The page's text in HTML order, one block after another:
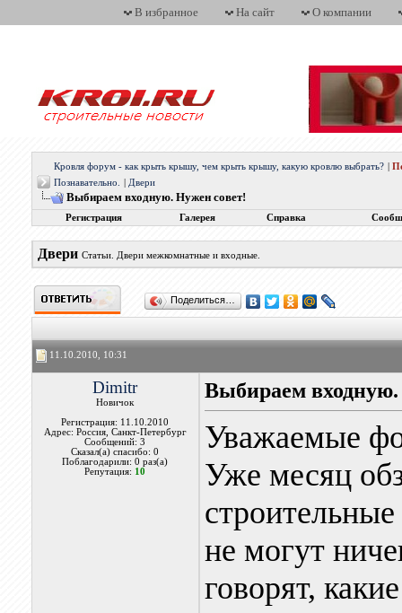
В избранное На сайт О компании
Кровля форум - как крыть крышу, чем крыть крышу, какую кровлю выбрать?
Познавательно.
Двери
Выбираем входную. Нужен совет!
Регистрация Галерея Справка
Двери Статьи. Двери межкомнатные и входные.
Поделиться…
11.10.2010, 10:31
Dimitr
Новичок
Регистрация: 11.10.2010
Адрес: Россия, Санкт-Петербург
Сообщений: 3
Сказал(а) спасибо: 0
Поблагодарили: 0 раз(а)
Репутация: 10
Выбираем
Уважаемые
Уже месяц
не могут
говорят,